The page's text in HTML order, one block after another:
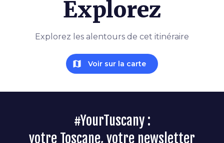
Explorez
Explorez les alentours de cet itinéraire
map Voir sur la carte
#YourTuscany :
votre Toscane, votre newsletter